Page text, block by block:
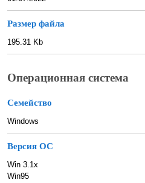
Размер файла
195.31 Kb
Операционная система
Семейство
Windows
Версия ОС
Win 3.1x
Win95